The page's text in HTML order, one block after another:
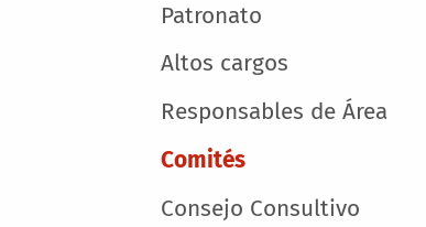
Patronato
Altos cargos
Responsables de Área
Comités
Consejo Consultivo